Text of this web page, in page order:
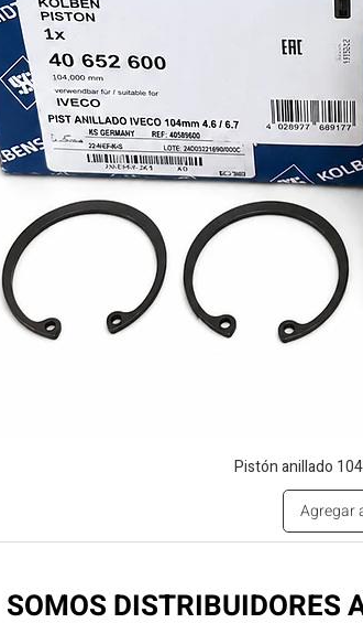
Pistón anillado
Agregar
SOMOS DISTRIBUIDORES